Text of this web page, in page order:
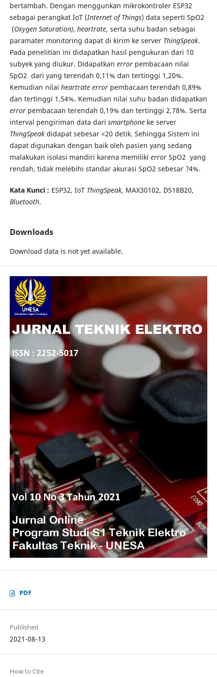
bertambah. Dengan menggunkan mikrokontroler ESP32
sebagai perangkat IoT (Internet of Things) data seperti SpO2
(Oxygen Saturation), heartrate, serta suhu badan sebagai
paramater monitoring dapat di kirim ke server ThingSpeak.
Pada penelitian ini didapatkan hasil pengukuran dari 10
subyek yang diukur. Didapatkan error pembacaan nilai
SpO2 dari yang terendah 0,11% dan tertinggi 1,20%.
Kemudian nilai heartrate error pembacaan terendah 0,89%
dan tertinggi 1,54%. Kemudian nilai suhu badan didapatkan
error pembacaan terendah 0,19% dan tertinggi 2,78%. Serta
interval pengiriman data dari smartphone ke server
ThingSpeak didapat sebesar <20 detik. Sehingga Sistem ini
dapat digunakan dengan baik oleh pasien yang sedang
malakukan isolasi mandiri karena memiliki error SpO2 yang
rendah, tidak melebihi standar akurasi SpO2 sebesar ?4%.
Kata Kunci : ESP32, IoT ThingSpeak, MAX30102, DS18B20,
Bluetooth.
Downloads
Download data is not yet available.
PDF
Published
2021-08-13
How to Cite